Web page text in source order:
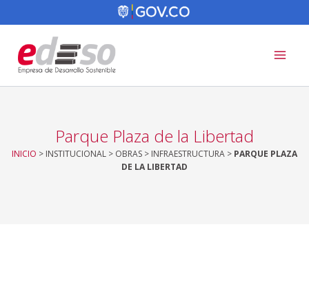
al
contenido
Parque Plaza de la Libertad
INICIO > INSTITUCIONAL > OBRAS > INFRAESTRUCTURA > PARQUE PLAZA
DE LA LIBERTAD